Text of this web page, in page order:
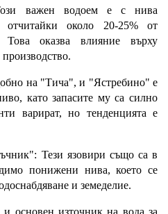
важен водоем е с нива
отчитайки около 20-25% от
оказва влияние върху
на "Тича", и "Ястребино" е
като запасите му са силно
варират, но тенденцията е
Тези язовири също са в
понижени нива, което се
и земеделие.
основен източник на вода за